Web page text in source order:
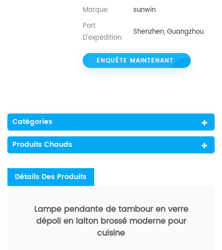
Marque:
sunwin
Port
D'expédition:
Shenzhen, Guangzhou
ENQUÊTE MAINTENANT
Catégories
Produits Chauds
Détails Des Produits
Lampe pendante de tambour en verre
dépoli en laiton brossé moderne pour
cuisine